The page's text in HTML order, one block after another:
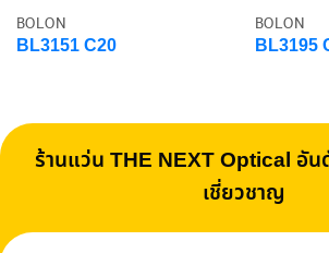
BOLON
BL3151 C20
BOLON
BL3195
ร้านแว่น THE NEXT Optical อั
เชี่ยวชาญ